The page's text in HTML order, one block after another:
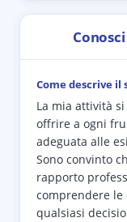
Come descrive il
La mia attività
offrire a ogni
adeguata alle
Sono convinto
rapporto
comprendere le
qualsiasi